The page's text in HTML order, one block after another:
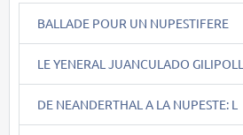
BALLADE POUR UN NUPESTIFERE
LE YENERAL JUANCULADO GILIPOLL
DE NEANDERTHAL A LA NUPESTE: L